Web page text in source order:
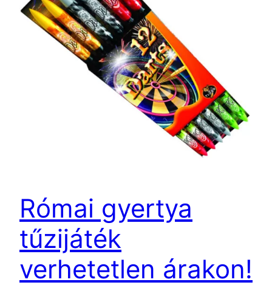
Római gyertya
tűzijáték
verhetetlen árakon!